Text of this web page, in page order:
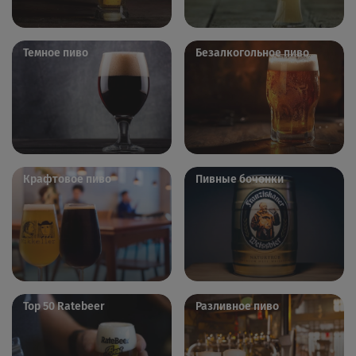
Темное пиво Безалкогольное пиво
Крафтовое пиво Пивные бочонки
Top 50 Ratebeer Разливное пиво